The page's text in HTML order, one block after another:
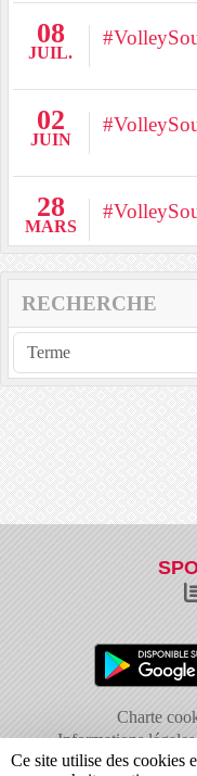
08
JUIL.
02
JUIN
28
MARS
RECHERCHE
Charte
Informations légales
Ce site utilise des cookies